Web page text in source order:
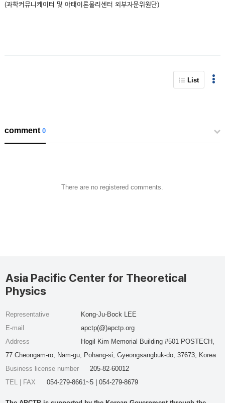
(과학커뮤니케이터 및 아태이론물리센터 외부자문위원단)
List
comment0
There are no registered comments.
Asia Pacific Center for Theoretical
Physics
Representative
Kong-Ju-Bock LEE
E-mail
apctp(@)apctp.org
Address
Hogil Kim Memorial Building #501 POSTECH,
77 Cheongam-ro, Nam-gu, Pohang-si, Gyeongsangbuk-do, 37673, Korea
Business license number
205-82-60012
TEL | FAX
054-279-8661~5 | 054-279-8679